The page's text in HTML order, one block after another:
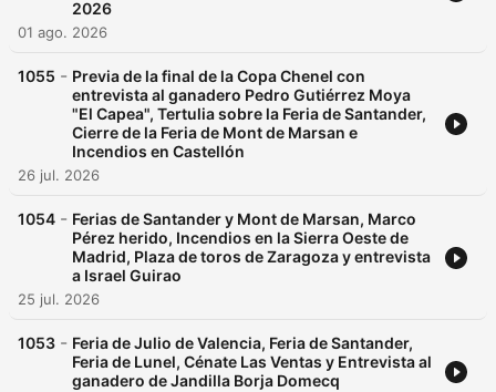
2026
01 ago. 2026
1055 - Previa de la final de la Copa Chenel con
entrevista al ganadero Pedro Gutiérrez Moya
"El Capea", Tertulia sobre la Feria de Santander,
Cierre de la Feria de Mont de Marsan e
Incendios en Castellón
26 jul. 2026
1054 - Ferias de Santander y Mont de Marsan, Marco
Pérez herido, Incendios en la Sierra Oeste de
Madrid, Plaza de toros de Zaragoza y entrevista
a Israel Guirao
25 jul. 2026
1053 - Feria de Julio de Valencia, Feria de Santander,
Feria de Lunel, Cénate Las Ventas y Entrevista al
ganadero de Jandilla Borja Domecq